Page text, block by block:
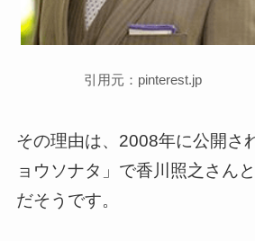
引用元：pinterest.jp
その理由は、2008年に公開さ
ョウソナタ」で香川照之さん
だそうです。